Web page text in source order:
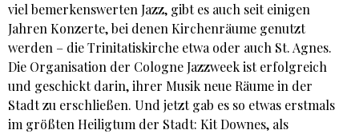
viel bemerkenswerten Jazz, gibt es auch seit einigen
Jahren Konzerte, bei denen Kirchenräume genutzt
werden – die Trinitatiskirche etwa oder auch St. Agnes.
Die Organisation der Cologne Jazzweek ist erfolgreich
und geschickt darin, ihrer Musik neue Räume in der
Stadt zu erschließen. Und jetzt gab es so etwas erstmals
im größten Heiligtum der Stadt: Kit Downes, als